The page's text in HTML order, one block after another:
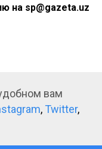
на sp@gazeta.uz
вам
, Twitter,